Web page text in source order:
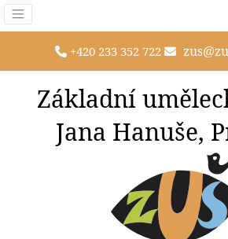
+420 233 352 722
Základní
Jana Hanuše,